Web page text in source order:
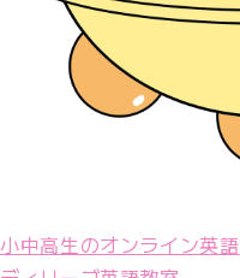
小中高生のオンライン英語